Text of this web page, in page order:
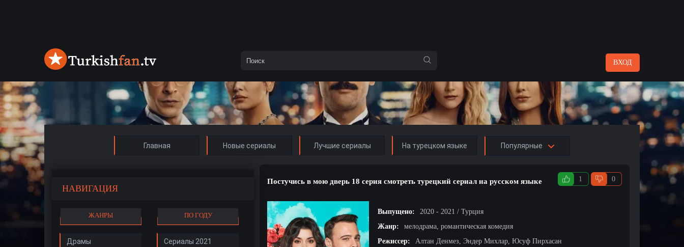
ВХОД
Главная Новые сериалы Лучшие сериалы На турецком языке Популярные
НАВИГАЦИЯ
ЖАНРЫ
Драмы
ПО ГОДУ
Сериалы 2021
Постучись в мою дверь 18 серия смотреть турецкий сериал на русском языке 1 0
Выпущено:
2020 - 2021 / Турция
Жанр:
мелодрама, романтическая комедия
Режиссер:
Алтан Денмез, Эндер Михлар, Юсуф Пирхасан